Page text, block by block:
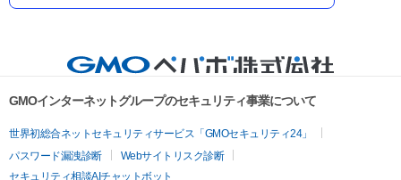
GMOインターネットグループのセキュリティ事業について
世界初総合ネットセキュリティサービス「GMOセキュリティ24」
パスワード漏洩診断
Webサイトリスク診断
セキュリティ相談AIチャットボット